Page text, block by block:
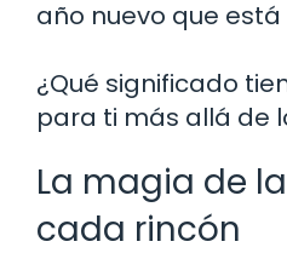
año nuevo que
¿Qué significado
para ti más allá de
La magia de
cada rincón